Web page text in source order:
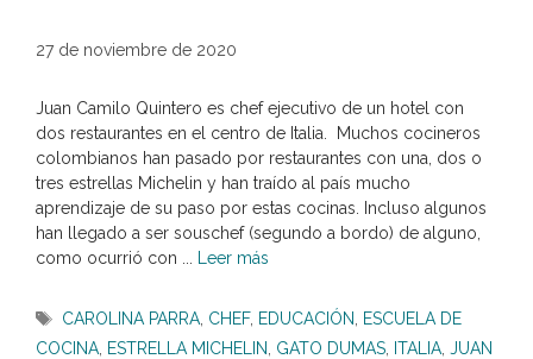
27 de noviembre de 2020
Juan Camilo Quintero es chef ejecutivo de un hotel con
dos restaurantes en el centro de Italia. Muchos cocineros
colombianos han pasado por restaurantes con una, dos o
tres estrellas Michelin y han traído al país mucho
aprendizaje de su paso por estas cocinas. Incluso algunos
han llegado a ser souschef (segundo a bordo) de alguno,
como ocurrió con ...
Leer más
Etiquetas
CAROLINA PARRA CHEF, EDUCACIÓN
ESCUELA DE
COCINA ESTRELLA MICHELIN GATO DUMAS ITALIA JUAN